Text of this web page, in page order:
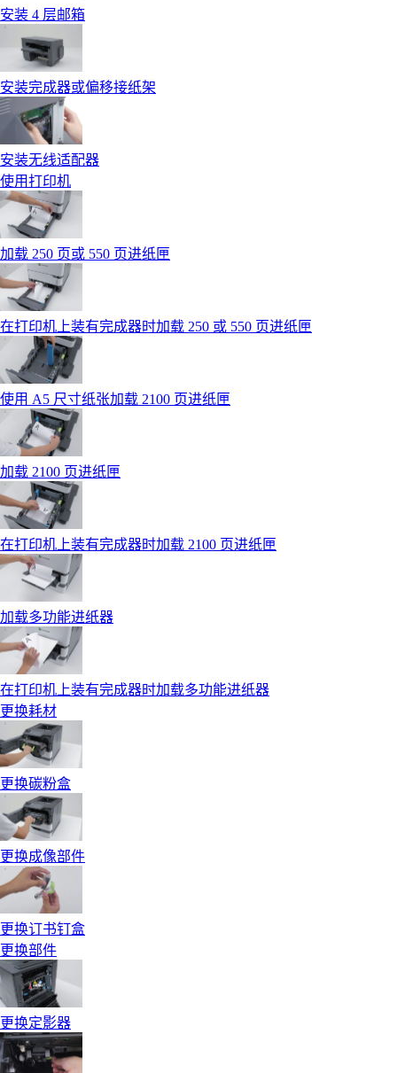
安装 4 层邮箱
安装完成器或偏移接纸架
安装无线适配器
使用打印机
加载 250 页或 550 页进纸匣
在打印机上装有完成器时加载 250 或 550 页进纸匣
使用 A5 尺寸纸张加载 2100 页进纸匣
加载 2100 页进纸匣
在打印机上装有完成器时加载 2100 页进纸匣
加载多功能进纸器
在打印机上装有完成器时加载多功能进纸器
更换耗材
更换碳粉盒
更换成像部件
更换订书钉盒
更换部件
更换定影器